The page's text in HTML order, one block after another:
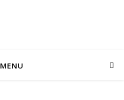
MENU